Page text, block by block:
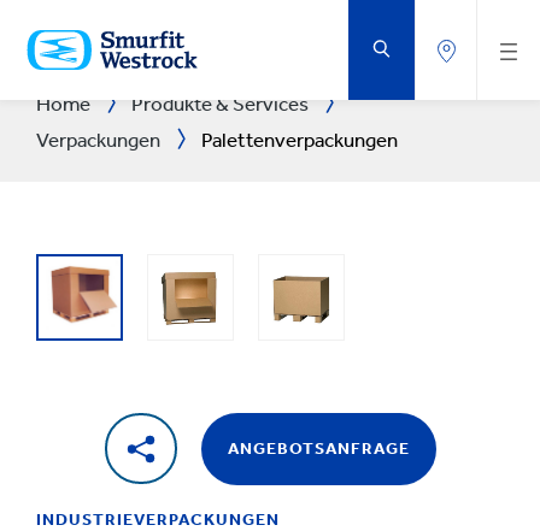
HAUPTINHALT
SPRINGEN
Home
Produkte & Services
Verpackungen
Palettenverpackungen
ANGEBOTSANFRAGE
INDUSTRIEVERPACKUNGEN